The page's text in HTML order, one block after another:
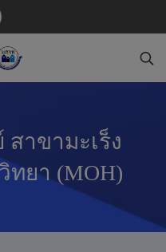
าขามะเร็ง
ทยา (MOH)